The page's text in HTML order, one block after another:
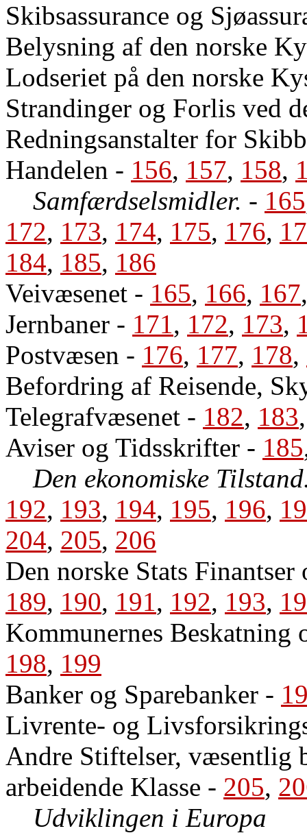
Skibsassurance og
Belysning af den norske
Lodseriet på den norske
Strandinger og Forlis ved
Redningsanstalter for
Handelen - 156, 157, 158,
Samfærdselsmidler. - 165
172, 173, 174, 175, 176,
184, 185, 186
Veivæsenet - 165, 166, 167
Jernbaner - 171, 172, 173,
Postvæsen - 176, 177, 178,
Befordring af Reisende,
Telegrafvæsenet - 182, 183
Aviser og Tidsskrifter - 185
Den ekonomiske
192, 193, 194, 195, 196,
204, 205, 206
Den norske Stats Finantser
189, 190, 191, 192, 193,
Kommunernes
198, 199
Banker og Sparebanker -
Livrente- og
Andre Stiftelser, væsentlig
arbeidende Klasse - 205,
Udviklingen i Europa